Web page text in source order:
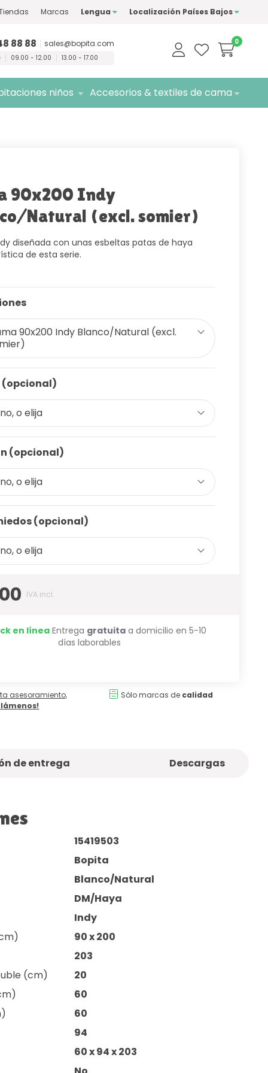
de calidad Entregagratuita
Marcas Lengua Localización Países Bajos
0
88 88 sales@bopita.com
09.00 - 12.00 13.00 - 17.00
niños Accesorios & textiles de cama
90x200 Indy
Natural (excl. somier)
diseñada con unas esbeltas patas de haya
de esta serie.
90x200 Indy Blanco/Natural (excl.
(opcional)
o elija
(opcional)
o elija
(opcional)
o elija
IVA incl.
en línea Entrega gratuita a domicilio en 5-10
días laborables
asesoramiento,
Sólo marcas de calidad
de entrega Descargas
15419503
Bopita
Blanco/Natural
DM/Haya
Indy
90 x 200
203
(cm)
20
60
60
94
60 x 94 x 203